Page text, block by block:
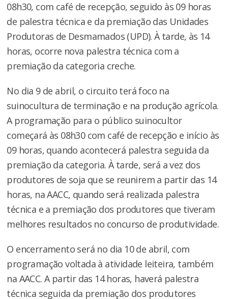
08h30, com café de recepção, seguido às 09 horas
de palestra técnica e da premiação das Unidades
Produtoras de Desmamados (UPD). À tarde, às 14
horas, ocorre nova palestra técnica com a
premiação da categoria creche.
No dia 9 de abril, o circuito terá foco na
suinocultura de terminação e na produção agrícola.
A programação para o público suinocultor
começará às 08h30 com café de recepção e início às
09 horas, quando acontecerá palestra seguida da
premiação da categoria. À tarde, será a vez dos
produtores de soja que se reunirem a partir das 14
horas, na AACC, quando será realizada palestra
técnica e a premiação dos produtores que tiveram
melhores resultados no concurso de produtividade.
O encerramento será no dia 10 de abril, com
programação voltada à atividade leiteira, também
na AACC. A partir das 14 horas, haverá palestra
técnica seguida da premiação dos produtores